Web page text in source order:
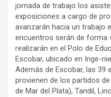
jornada de trabajo los
exposiciones a cargo de
avanzarán hacia un trabajo
encuentros serán de forma
realizarán en el Polo de
Escobar, ubicado en Inge-
Además de Escobar, las 39
provienen de los partidos
de Mar del Plata), Tandil,